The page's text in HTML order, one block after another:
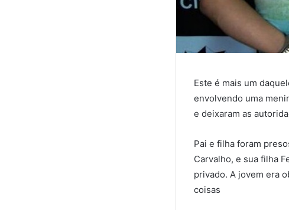
Este é mais um
envolvendo uma
e deixaram as
Pai e filha foram
Carvalho, e sua filha
privado. A jovem era
coisas